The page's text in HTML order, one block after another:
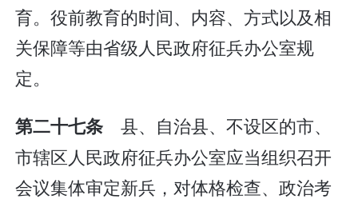
育。役前教育的时间、内容、方式以及相
关保障等由省级人民政府征兵办公室规
定。
第二十七条 县、自治县、不设区的市、
市辖区人民政府征兵办公室应当组织召开
会议集体审定新兵，对体格检查、政治考